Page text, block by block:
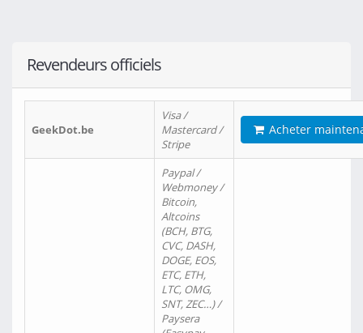
Revendeurs officiels
GeekDot.be
Visa /
Mastercard /
Stripe
Acheter
Paypal /
Webmoney /
Bitcoin,
Altcoins
(BCH, BTG,
CVC, DASH,
DOGE, EOS,
ETC, ETH,
LTC, OMG,
SNT, ZEC…) /
Paysera